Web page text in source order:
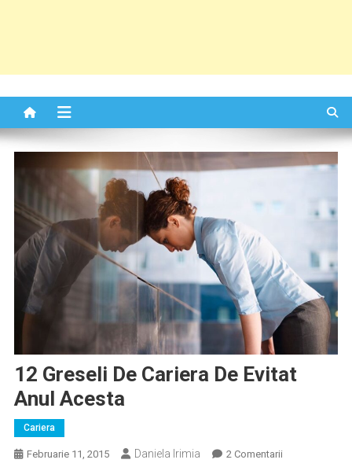
12 Greseli De Cariera De Evitat
Anul Acesta
Cariera
Februarie 11, 2015 Daniela Irimia 2 ComentariiLa